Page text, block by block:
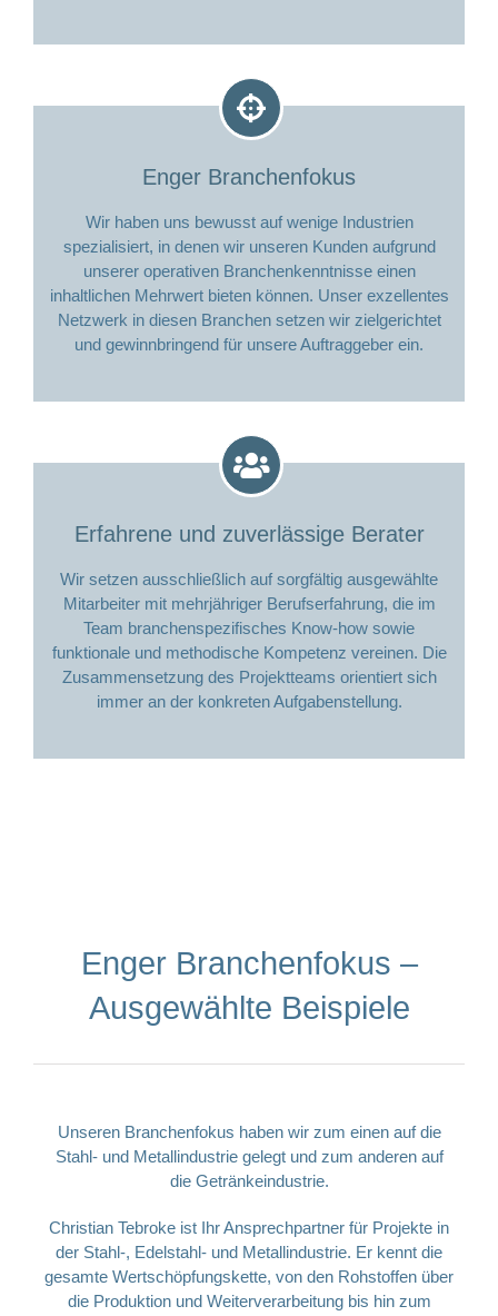
Enger Branchenfokus
Wir haben uns bewusst auf wenige Industrien
spezialisiert, in denen wir unseren Kunden aufgrund
unserer operativen Branchenkenntnisse einen
inhaltlichen Mehrwert bieten können. Unser exzellentes
Netzwerk in diesen Branchen setzen wir zielgerichtet
und gewinnbringend für unsere Auftraggeber ein.
Erfahrene und zuverlässige Berater
Wir setzen ausschließlich auf sorgfältig ausgewählte
Mitarbeiter mit mehrjähriger Berufserfahrung, die im
Team branchenspezifisches Know-how sowie
funktionale und methodische Kompetenz vereinen. Die
Zusammensetzung des Projektteams orientiert sich
immer an der konkreten Aufgabenstellung.
Enger Branchenfokus –
Ausgewählte Beispiele
Unseren Branchenfokus haben wir zum einen auf die
Stahl- und Metallindustrie gelegt und zum anderen auf
die Getränkeindustrie.
Christian Tebroke ist Ihr Ansprechpartner für Projekte in
der Stahl-, Edelstahl- und Metallindustrie. Er kennt die
gesamte Wertschöpfungskette, von den Rohstoffen über
die Produktion und Weiterverarbeitung bis hin zum